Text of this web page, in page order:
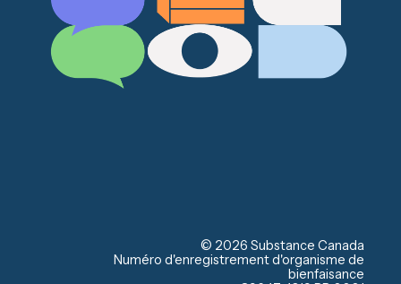
© 2026 Substance Canada
Numéro d'enregistrement d'organisme de
bienfaisance